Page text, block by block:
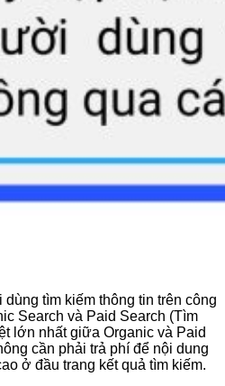
tìm kiếm thông tin trên công
Search và Paid Search (Tìm
lớn nhất giữa Organic và Paid
cần phải trả phí để nội dung
ở đầu trang kết quả tìm kiếm.